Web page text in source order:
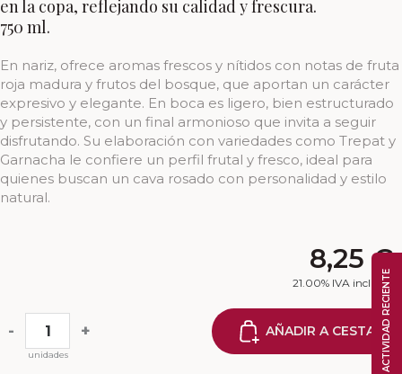
en la copa, reflejando su calidad y frescura.
750 ml.
En nariz, ofrece aromas frescos y nítidos con notas de fruta
roja madura y frutos del bosque, que aportan un carácter
expresivo y elegante. En boca es ligero, bien estructurado
y persistente, con un final armonioso que invita a seguir
disfrutando. Su elaboración con variedades como Trepat y
Garnacha le confiere un perfil frutal y fresco, ideal para
quienes buscan un cava rosado con personalidad y estilo
natural.
8,25 €
21.00% IVA incluido
-
unidades
+ AÑADIR A CESTA ACTIVIDAD RECIENTE